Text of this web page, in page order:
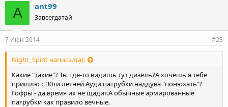
A ant99
Завсегдатай
7 Июн 2014 #23
Night_Spirit написал(а):
Какие "такие"? Ты где-то видишь тут дизель?А хочешь я тебе
пришлю с 30ти летней Ауди патрубки наддува "понюхать"?
Гофры - да,время их не щадит.А обычные армированные
патрубки как правило вечные.